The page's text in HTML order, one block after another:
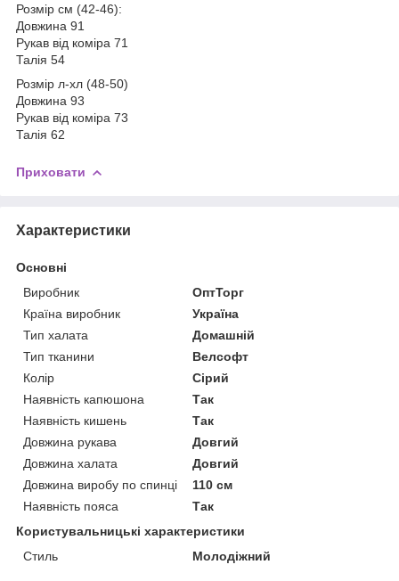
Розмір см (42-46):
Довжина 91
Рукав від коміра 71
Талія 54
Розмір л-хл (48-50)
Довжина 93
Рукав від коміра 73
Талія 62
Приховати
Характеристики
Основні
Виробник
ОптТорг
Країна виробник
Україна
Тип халата
Домашній
Тип тканини
Велсофт
Колір
Сірий
Наявність капюшона
Так
Наявність кишень
Так
Довжина рукава
Довгий
Довжина халата
Довгий
Довжина виробу по спинці
110 см
Наявність пояса
Так
Користувальницькі характеристики
Стиль
Молодіжний